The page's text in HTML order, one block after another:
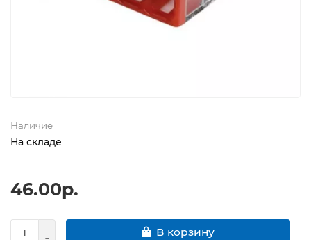
Наличие
На складе
46.00р.
В корзину